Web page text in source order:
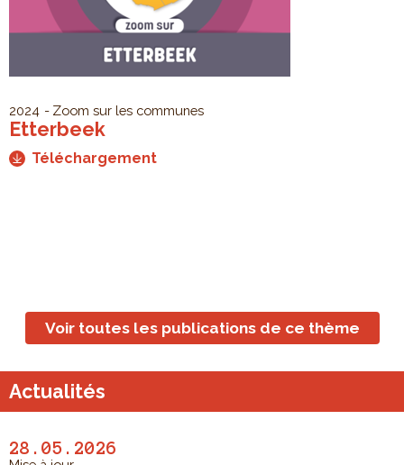
2024 Zoom sur les communes
Etterbeek
Téléchargement
Voir toutes les publications de ce thème
Actualités
28.05.2026